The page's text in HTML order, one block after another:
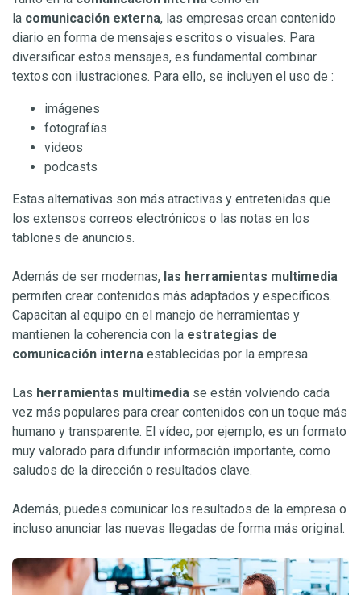
la comunicación externa, las empresas crean contenido
diario en forma de mensajes escritos o visuales. Para
diversificar estos mensajes, es fundamental combinar
textos con ilustraciones. Para ello, se incluyen el uso de :
imágenes
fotografías
videos
podcasts
Estas alternativas son más atractivas y entretenidas que
los extensos correos electrónicos o las notas en los
tablones de anuncios.
Además de ser modernas, las herramientas multimedia
permiten crear contenidos más adaptados y específicos.
Capacitan al equipo en el manejo de herramientas y
mantienen la coherencia con la estrategias de
comunicación interna establecidas por la empresa.
Las herramientas multimedia se están volviendo cada
vez más populares para crear contenidos con un toque más
humano y transparente. El vídeo, por ejemplo, es un formato
muy valorado para difundir información importante, como
saludos de la dirección o resultados clave.
Además, puedes comunicar los resultados de la empresa o
incluso anunciar las nuevas llegadas de forma más original.